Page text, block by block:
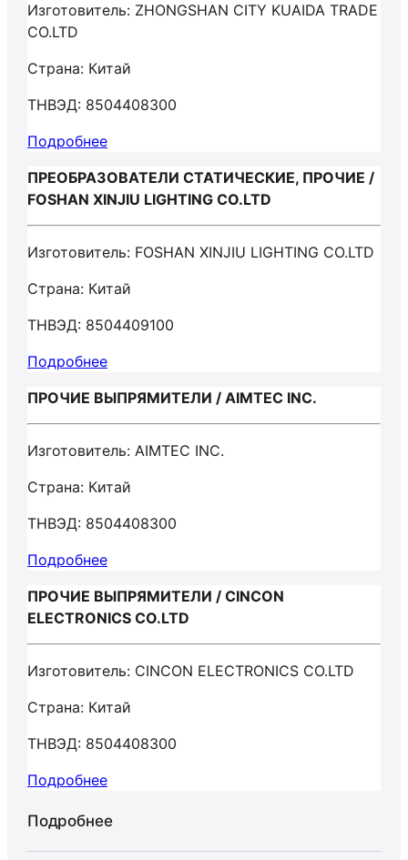
Изготовитель: ZHONGSHAN CITY KUAIDA TRADE
CO.LTD
Страна: Китай
ТНВЭД: 8504408300
Подробнее
ПРЕОБРАЗОВАТЕЛИ СТАТИЧЕСКИЕ, ПРОЧИЕ /
FOSHAN XINJIU LIGHTING CO.LTD
Изготовитель: FOSHAN XINJIU LIGHTING CO.LTD
Страна: Китай
ТНВЭД: 8504409100
Подробнее
ПРОЧИЕ ВЫПРЯМИТЕЛИ / AIMTEC INC.
Изготовитель: AIMTEC INC.
Страна: Китай
ТНВЭД: 8504408300
Подробнее
ПРОЧИЕ ВЫПРЯМИТЕЛИ / CINCON
ELECTRONICS CO.LTD
Изготовитель: CINCON ELECTRONICS CO.LTD
Страна: Китай
ТНВЭД: 8504408300
Подробнее
Подробнее